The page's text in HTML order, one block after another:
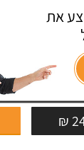
את